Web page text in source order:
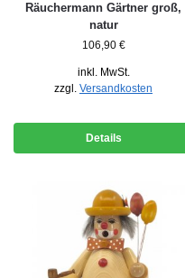
Räuchermann Gärtner groß,
natur
106,90 €
inkl. MwSt.
zzgl. Versandkosten
Details